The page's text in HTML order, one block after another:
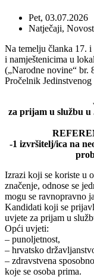
Pet, 03.07.2026
Natječaji,
Na temelju članka 17.
i namještenicima u
(„Narodne novine“ br.
Pročelnik
za prijam u službu
-1 izvršitelj/ica na
Izrazi koji se koriste u
značenje, odnose se
mogu se ravnopravno
Kandidati koji se
uvjete za prijam u
Opći uvjeti:
– punoljetnost,
– hrvatsko
– zdravstvena
koje se osoba prima.